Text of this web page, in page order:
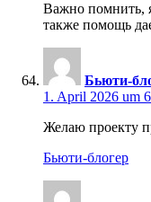
Важно помнить,
также помощь
Бьюти-
1. April 2026 um
Желаю проекту
Бьюти-блогер